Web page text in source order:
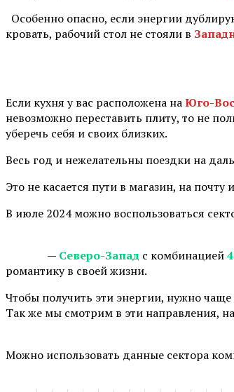
Особенно опасно, если энергии
кровать, рабочий стол не стояли в
Если кухня у вас расположена наЮго-
невозможно переставить плиту, то не
уберечь себя и своих близких.
Весь год и нежелательны поездки на
Это не касается пути в магазин, на почту
В июле 2024 можно воспользоваться
⠀ — Северо-Запад с комбинацией
романтику в своей жизни.
Чтобы получить эти энергии, нужно
Так же мы смотрим в эти направления,
Можно использовать данные сектора